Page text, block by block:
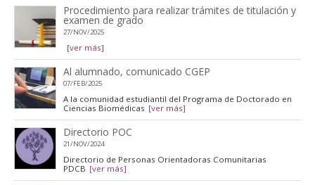
Procedimiento para realizar trámites de titulación y
examen de grado
27/NOV/2025
[ver más]
Al alumnado, comunicado CGEP
07/FEB/2025
A la comunidad estudiantil del Programa de Doctorado en
Ciencias Biomédicas [ver más]
Directorio POC
21/NOV/2024
Directorio de Personas Orientadoras Comunitarias
PDCB [ver más]